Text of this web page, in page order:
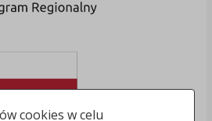
cookies w celu